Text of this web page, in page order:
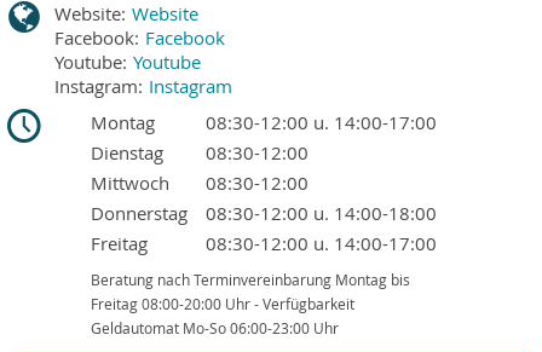
Website: Website
Facebook: Facebook
Youtube: Youtube
Instagram: Instagram
Montag
08:30-12:00 u. 14:00-17:00
Dienstag
08:30-12:00
Mittwoch
08:30-12:00
Donnerstag
08:30-12:00 u. 14:00-18:00
Freitag
08:30-12:00 u. 14:00-17:00
Beratung nach Terminvereinbarung Montag bis
Freitag 08:00-20:00 Uhr - Verfügbarkeit
Geldautomat Mo-So 06:00-23:00 Uhr